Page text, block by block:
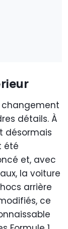
détails. À
désormais
été
et, avec
la voiture
arrière
ce